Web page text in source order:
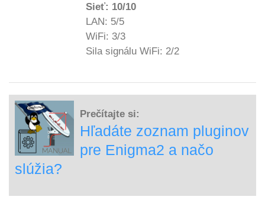
Sieť: 10/10
LAN: 5/5
WiFi: 3/3
Sila signálu WiFi: 2/2
Prečítajte si:
Hľadáte zoznam pluginov
pre Enigma2 a načo
slúžia?